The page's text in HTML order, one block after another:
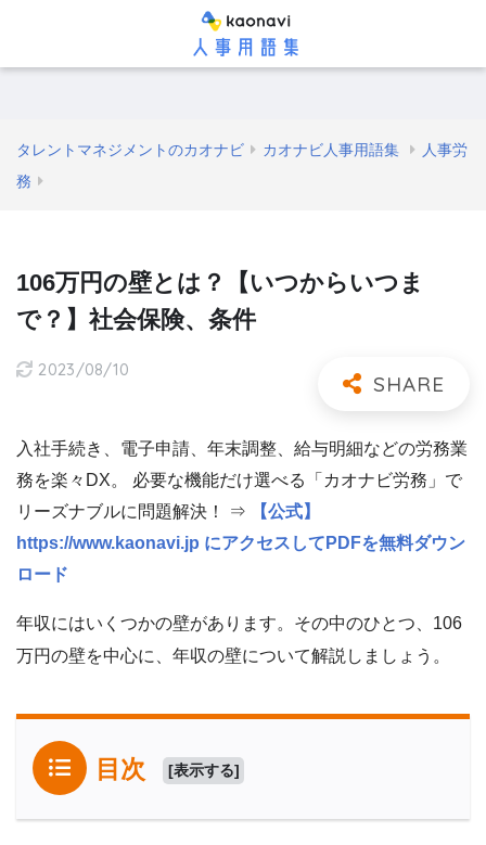
タレントマネジメントのカオナビ カオナビ人事用語集
人事労
務
106万円の壁とは？【いつからいつま
で？】社会保険、条件
2023/08/10
入社手続き、電子申請、年末調整、給与明細などの労務業
務を楽々DX。 必要な機能だけ選べる「カオナビ労務」で
リーズナブルに問題解決！ ⇒
【公式】
https://www.kaonavi.jp にアクセスしてPDFを無料ダウン
ロード
年収にはいくつかの壁があります。その中のひとつ、106
万円の壁を中心に、年収の壁について解説しましょう。
目次 [表示する]